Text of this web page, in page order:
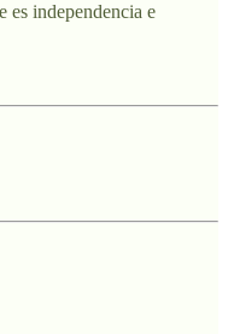
es independencia e